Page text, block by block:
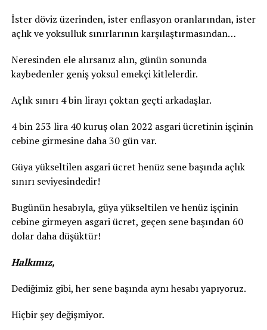
İster döviz üzerinden, ister enflasyon oranlarından, ister
açlık ve yoksulluk sınırlarının karşılaştırmasından…
Neresinden ele alırsanız alın, günün sonunda
kaybedenler geniş yoksul emekçi kitlelerdir.
Açlık sınırı 4 bin lirayı çoktan geçti arkadaşlar.
4 bin 253 lira 40 kuruş olan 2022 asgari ücretinin işçinin
cebine girmesine daha 30 gün var.
Güya yükseltilen asgari ücret henüz sene başında açlık
sınırı seviyesindedir!
Bugünün hesabıyla, güya yükseltilen ve henüz işçinin
cebine girmeyen asgari ücret, geçen sene başından 60
dolar daha düşüktür!
Halkımız,
Dediğimiz gibi, her sene başında aynı hesabı yapıyoruz.
Hiçbir şey değişmiyor.